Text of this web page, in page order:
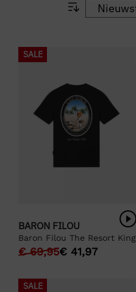
SALE
BARON FILOU
Baron Filou The Resort King
€69,95€ 41,97
SALE